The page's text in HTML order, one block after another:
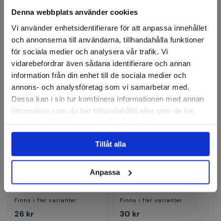
Denna webbplats använder cookies
Vi använder enhetsidentifierare för att anpassa innehållet
och annonserna till användarna, tillhandahålla funktioner
för sociala medier och analysera vår trafik. Vi
vidarebefordrar även sådana identifierare och annan
information från din enhet till de sociala medier och
annons- och analysföretag som vi samarbetar med.
Dessa kan i sin tur kombinera informationen med annan
information som du har tillhandahållit eller som de har
Tillåt alla
Anpassa
Finns i fler varianter
35 kr
Finns i lager
Visa
Finns i fler varianter
39 kr
Finns i lager
Visa
PFERD
Kvickrondell, Combidisc,
Finns i fler varianter
26 kr
PFERD
Kvickrondell, Combidisc
Finns i fler varianter
30 kr